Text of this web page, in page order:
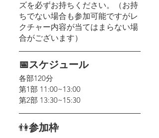
ズを必ずお持ちください。（お持
ちでない場合も参加可能ですがレ
クチャー内容が当てはまらない場
合がございます）
📅スケジュール
各部120分
第1部 11:00~13:00
第2部 13:30~15:30
👫参加枠